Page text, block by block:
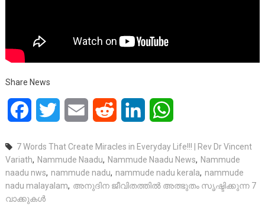
Share News
FacebookTwitter Email Reddit LinkedIn
7 Words That Create Miracles in Everyday Life!!! | Rev Dr Vincent
Variath, Nammude Naadu, Nammude Naadu News, Nammude
naadu nws, nammude nadu, nammude nadu kerala, nammude
nadu malayalam, അനുദിന ജീവിതത്തിൽ അത്ഭുതം സൃഷ്ടിക്കുന്ന 7
വാക്കുകൾ